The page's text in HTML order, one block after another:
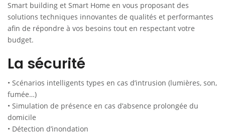
Smart building et Smart Home en vous proposant des
solutions techniques innovantes de qualités et performantes
afin de répondre à vos besoins tout en respectant votre
budget.
La sécurité
• Scénarios intelligents types en cas d’intrusion (lumières, son,
fumée…)
• Simulation de présence en cas d’absence prolongée du
domicile
• Détection d’inondation